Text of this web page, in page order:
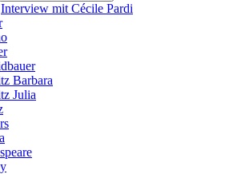
Interview mit Cécile Pardi
Barbara
Julia